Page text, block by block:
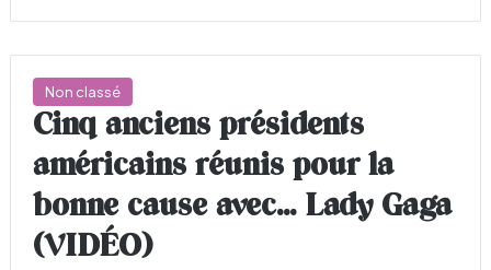
Non classé
Cinq anciens présidents
américains réunis pour la
bonne cause avec… Lady Gaga
(VIDÉO)